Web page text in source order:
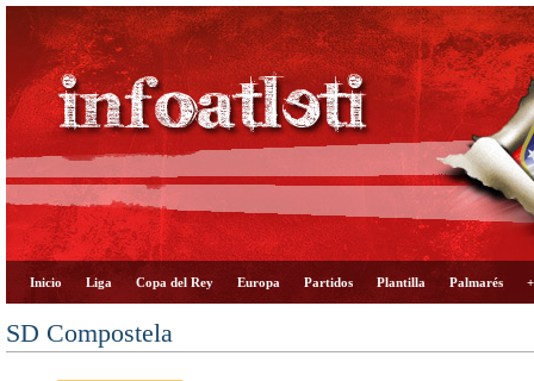
Inicio Liga Copa del Rey Europa Partidos Plantilla Palmarés
SD Compostela